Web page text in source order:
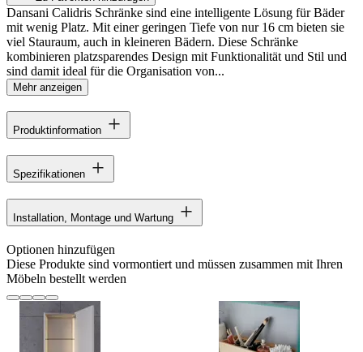
Dansani Calidris Schränke sind eine intelligente Lösung für Bäder
mit wenig Platz. Mit einer geringen Tiefe von nur 16 cm bieten sie
viel Stauraum, auch in kleineren Bädern. Diese Schränke
kombinieren platzsparendes Design mit Funktionalität und Stil und
sind damit ideal für die Organisation von...
Mehr anzeigen
Produktinformation
Spezifikationen
Installation, Montage und Wartung
Optionen hinzufügen
Diese Produkte sind vormontiert und müssen zusammen mit Ihren
Möbeln bestellt werden